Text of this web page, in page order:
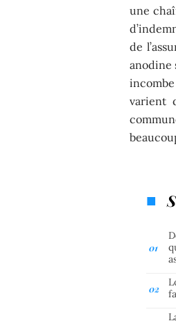
une
de
anodine
varient